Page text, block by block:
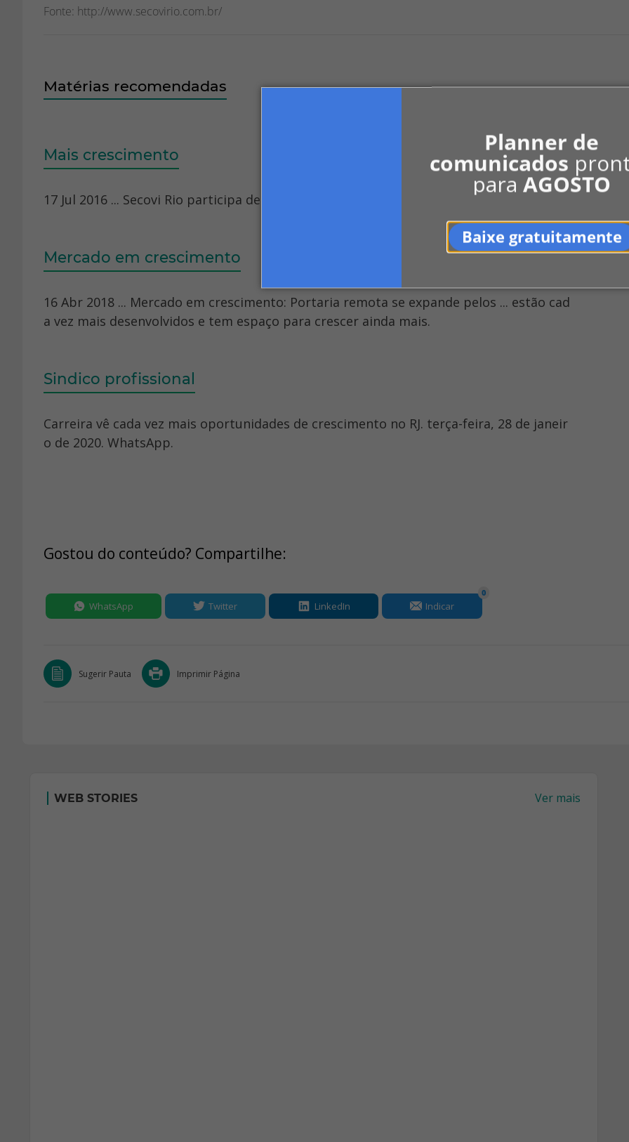
Planner de
comunicados
paraAGOSTO
Baixe gratuitamente
Fonte: http://www.secovirio.com.br/
Matérias recomendadas
Mais crescimento
17 Jul 2016 ... Secovi Rio participa de debate sobre o tema na Câmara dos deputados.
Mercado em crescimento
16 Abr 2018 ... Mercado em crescimento: Portaria remota se expande pelos ... estão cad
a vez mais desenvolvidos e tem espaço para crescer ainda mais.
Sindico profissional
Carreira vê cada vez mais oportunidades de crescimento no RJ. terça-feira, 28 de janeir
o de 2020. WhatsApp.
Gostou do conteúdo? Compartilhe:
WhatsApp Twitter LinkedIn Indicar
0
Sugerir Pauta Imprimir Página
WEB STORIES Ver mais